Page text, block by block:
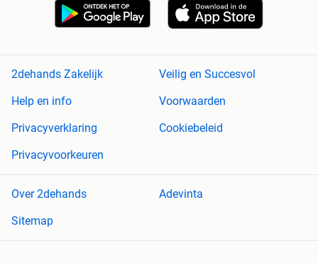
2dehands Zakelijk
Veilig en Succesvol
Help en info
Voorwaarden
Privacyverklaring
Cookiebeleid
Privacyvoorkeuren
Over 2dehands
Adevinta
Sitemap